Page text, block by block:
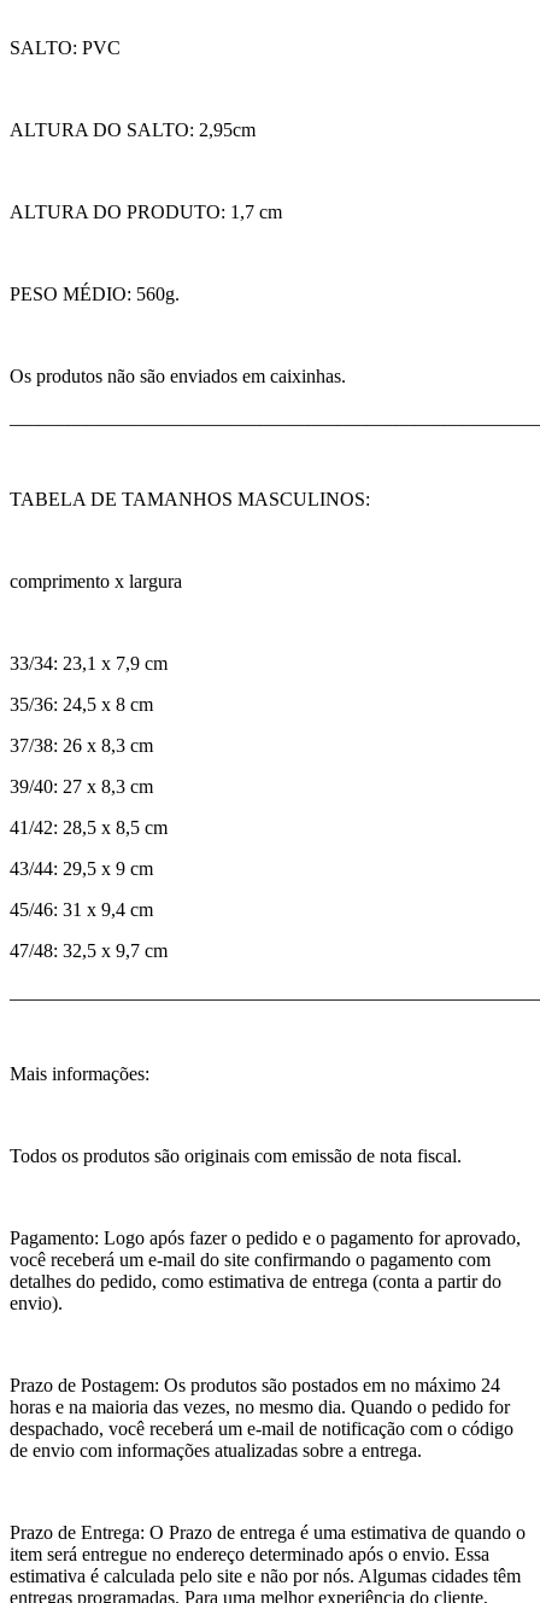
SALTO: PVC
ALTURA DO SALTO: 2,95cm
ALTURA DO PRODUTO: 1,7 cm
PESO MÉDIO: 560g.
Os produtos não são enviados em caixinhas.
TABELA DE TAMANHOS MASCULINOS:
comprimento x largura
33/34: 23,1 x 7,9 cm
35/36: 24,5 x 8 cm
37/38: 26 x 8,3 cm
39/40: 27 x 8,3 cm
41/42: 28,5 x 8,5 cm
43/44: 29,5 x 9 cm
45/46: 31 x 9,4 cm
47/48: 32,5 x 9,7 cm
Mais informações:
Todos os produtos são originais com emissão de nota fiscal.
Pagamento: Logo após fazer o pedido e o pagamento for aprovado,
você receberá um e-mail do site confirmando o pagamento com
detalhes do pedido, como estimativa de entrega (conta a partir do
envio).
Prazo de Postagem: Os produtos são postados em no máximo 24
horas e na maioria das vezes, no mesmo dia. Quando o pedido for
despachado, você receberá um e-mail de notificação com o código
de envio com informações atualizadas sobre a entrega.
Prazo de Entrega: O Prazo de entrega é uma estimativa de quando o
item será entregue no endereço determinado após o envio. Essa
estimativa é calculada pelo site e não por nós. Algumas cidades têm
entregas programadas. Para uma melhor experiência do cliente,